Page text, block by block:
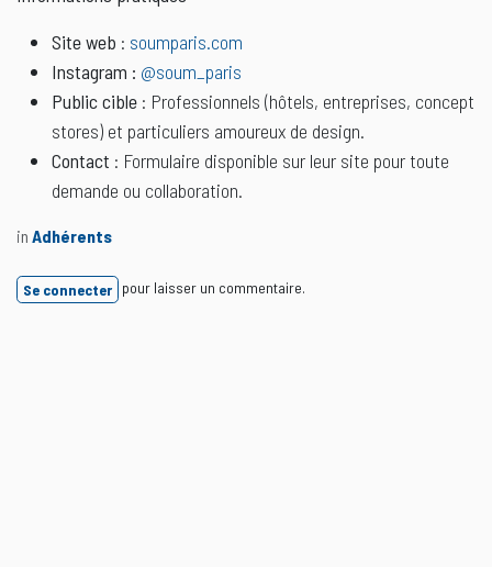
Site web : soumparis.com
Instagram : @soum_paris
Public cible : Professionnels (hôtels, entreprises, concept
stores) et particuliers amoureux de design.
Contact : Formulaire disponible sur leur site pour toute
demande ou collaboration.
in Adhérents
Se connecter pour laisser un commentaire.